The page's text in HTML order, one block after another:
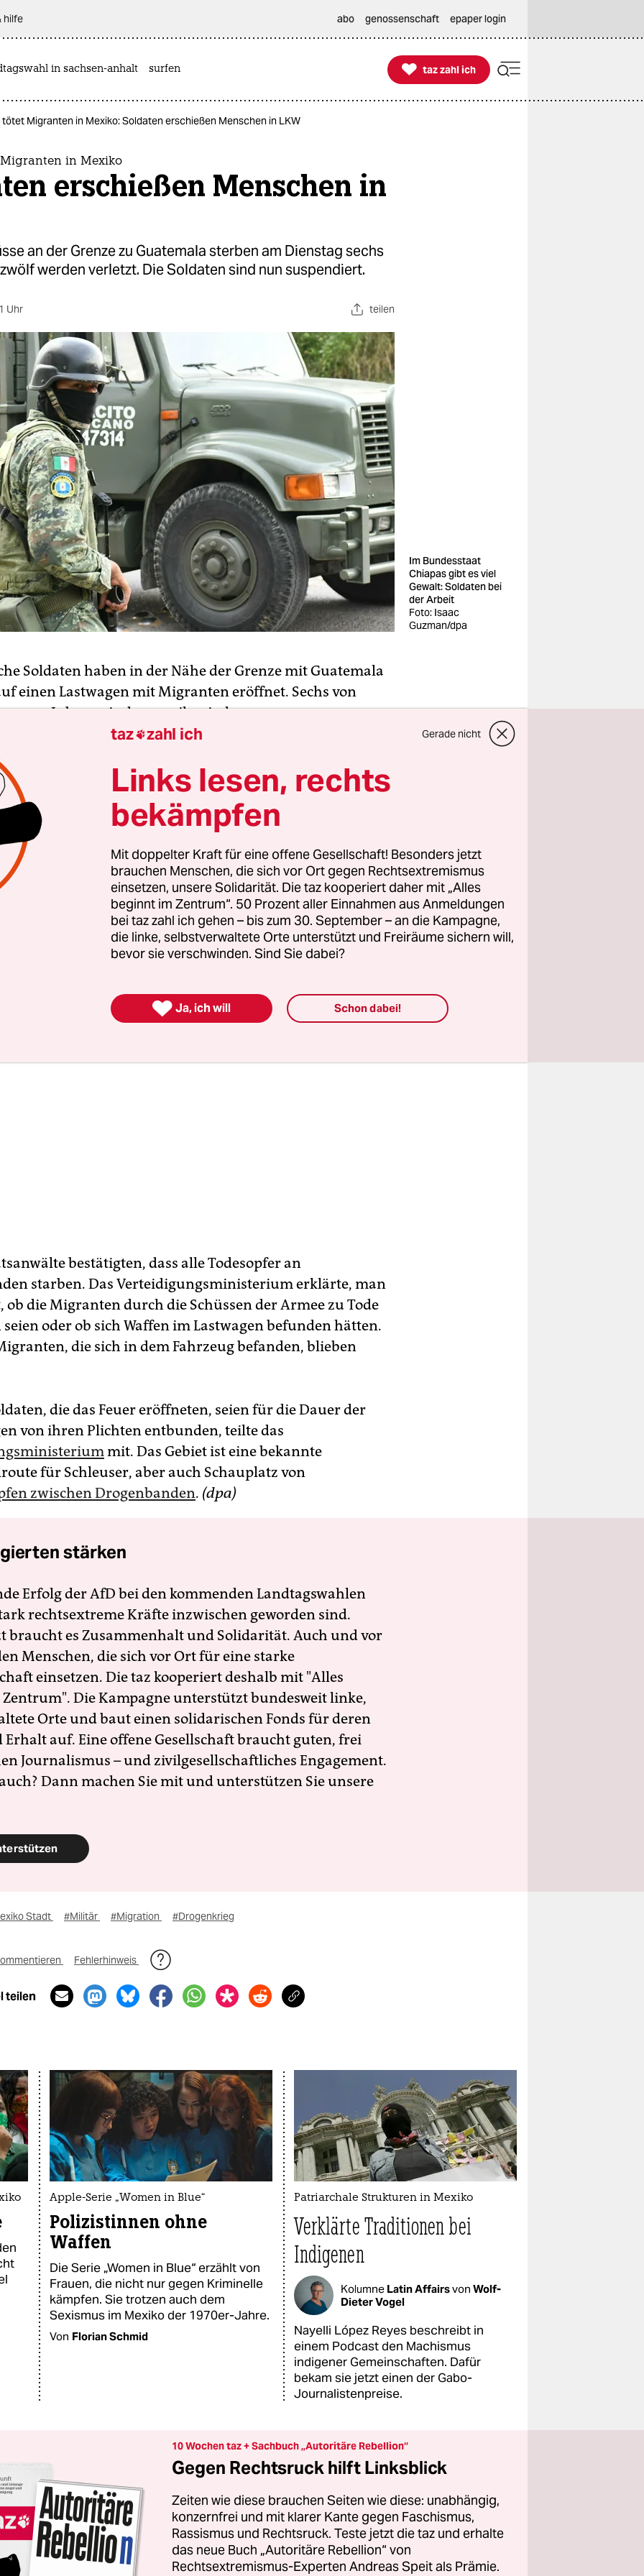
hilfe abo genossenschaft epaper login
in sachsen-anhalt surfen 
taz zahl ich
taz zahl ich
tötet Migranten in Mexiko: Soldaten erschießen Menschen in LKW
in Mexiko
erschießen Menschen in
an der Grenze zu Guatemala sterben am Dienstag sechs
werden verletzt. Die Soldaten sind nun suspendiert.
Uhr teilen
Im Bundesstaat
Chiapas gibt es viel
Gewalt: Soldaten bei
der Arbeit
Foto: Isaac
Guzman/dpa
Soldaten haben in der Nähe der Grenze mit Guatemala
einen Lastwagen mit Migranten eröffnet. Sechs von
ums Leben, wie das mexikanische
am Mittwoch mitteilte. Die Soldaten hätten
Schüsse gehört zu haben, als sich der Lastwagen und zwei
am Dienstagabend (Ortszeit) ihrer Positionim
Chiapas, nahe der Stadt Huixtla, genähert
zufolge eröffneten zwei Soldaten das Feuer auf den
in dem sich Migranten aus Ägypten, Nepal, Kuba, Indien,
mindestens einem weiteren Land befanden. In dem
Soldaten dann vier Migranten tot aufgefunden, zwölf
gewesen. Vier der Verletzten seien später gestorben. Zum
übrigen zehn lagen zunächst keine Informationen vor.
bestätigten, dass alle Todesopfer an
starben. Das Verteidigungsministerium erklärte, man
ob die Migranten durch die Schüssen der Armee zu Tode
oder ob sich Waffen im Lastwagen befunden hätten.
die sich in dem Fahrzeug befanden, blieben
die das Feuer eröffneten, seien für die Dauer der
von ihren Plichten entbunden, teilte das
mit. Das Gebiet ist eine bekannte
für Schleuser, aber auch Schauplatz von
zwischen Drogenbanden. (dpa)
stärken
Erfolg der AfD bei den kommenden Landtagswahlen
rechtsextreme Kräfte inzwischen geworden sind.
braucht es Zusammenhalt und Solidarität. Auch und vor
Menschen, die sich vor Ort für eine starke
einsetzen. Die taz kooperiert deshalb mit "Alles
Die Kampagne unterstützt bundesweit linke,
Orte und baut einen solidarischen Fonds für deren
Erhalt auf. Eine offene Gesellschaft braucht guten, frei
Journalismus – und zivilgesellschaftliches Engagement.
Dann machen Sie mit und unterstützen Sie unsere
Stadt #Militär #Migration #Drogenkrieg
Fehlerhinweis
teilen
Apple-Serie „Women in Blue“
Polizistinnen ohne
Waffen
Die Serie „Women in Blue“ erzählt von
Frauen, die nicht nur gegen Kriminelle
kämpfen. Sie trotzen auch dem
Sexismus im Mexiko der 1970er-Jahre.
Von Florian Schmid
Patriarchale Strukturen in Mexiko
Verklärte Traditionen bei
Indigenen
Kolumne Latin Affairsvon Wolf-
Dieter Vogel
Nayelli López Reyes beschreibt in
einem Podcast den Machismus
indigener Gemeinschaften. Dafür
bekam sie jetzt einen der Gabo-
Journalistenpreise.
10 Wochen taz + Sachbuch „Autoritäre Rebellion“
Gegen Rechtsruck hilft Linksblick
Zeiten wie diese brauchen Seiten wie diese: unabhängig,
konzernfrei und mit klarer Kante gegen Faschismus,
Rassismus und Rechtsruck. Teste jetzt die taz und erhalte
das neue Buch „Autoritäre Rebellion“ von
Rechtsextremismus-Experten Andreas Speit als Prämie.
taz zahl ich Gerade nicht
Links lesen, rechts
bekämpfen
Mit doppelter Kraft für eine offene Gesellschaft! Besonders jetzt
brauchen Menschen, die sich vor Ort gegen Rechtsextremismus
einsetzen, unsere Solidarität. Die taz kooperiert daher mit „Alles
beginnt im Zentrum“. 50 Prozent aller Einnahmen aus Anmeldungen
bei taz zahl ich gehen – bis zum 30. September – an die Kampagne,
die linke, selbstverwaltete Orte unterstützt und Freiräume sichern will,
bevor sie verschwinden. Sind Sie dabei?
 Ja, ich will Schon dabei!